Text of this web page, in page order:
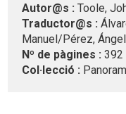
Autor@s : Toole,
Traductor@s :
Manuel/Pérez,
Nº de pàgines : 392
Col·lecció :